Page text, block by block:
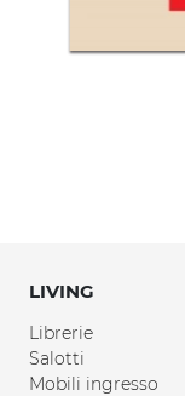
LIVING
Librerie
Salotti
Mobili ingresso